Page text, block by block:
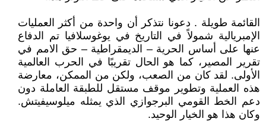
القائمة طويلة . دعونا نتذكر أن واحدة من أكثر العمليات
الإمبريالية شمولاً في التاريخ في يوغوسلافيا تم الدفاع
عنها على أساس الحرية – الديمقراطية – حق الامم في
تقرير المصير، كما هو الحال تقريبًا في الحرب العالمية
الأولى. لقد كان من الصعب، ولكن من الممكن، معارضة
هذه العملية وتطوير موقف مستقل للطبقة العاملة دون
دعم الخط القومي البرجوازي الذي يمثله ميلوسيفيتش.
وكان هذا هو الخيار الوحيد.